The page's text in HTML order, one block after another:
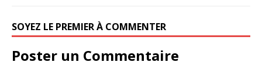
SOYEZ LE PREMIER À COMMENTER
Poster un Commentaire